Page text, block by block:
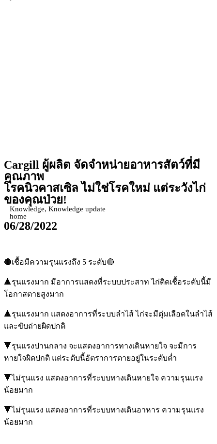
Cargill ผู้ผลิต จัดจำหน่ายอาหารสัตว์ที่มี
คุณภาพ
โรคนิวคาสเซิล ไม่ใช่โรคใหม่ แต่ระวังไก่
ของคุณป่วย!
Knowledge,Knowledge update
home
06/28/2022
🔴เชื้อมีความรุนแรงถึง 5 ระดับ🔴
🔺รุนแรงมาก มีอาการแสดงที่ระบบประสาท ไก่ติดเชื้อระดับนี้มี
โอกาสตายสูงมาก
🔺รุนแรงมาก แสดงอาการที่ระบบลำไส้ ไก่จะมีตุ่มเลือดในลำไส้
และขับถ่ายผิดปกติ
🔻รุนแรงปานกลาง จะแสดงอาการทางเดินหายใจ จะมีการ
หายใจผิดปกติ แต่ระดับนี้อัตราการตายอยู่ในระดับต่ำ
🔻ไม่รุนแรง แสดงอาการที่ระบบทางเดินหายใจ ความรุนแรง
น้อยมาก
🔻ไม่รุนแรง แสดงอาการที่ระบบทางเดินอาหาร ความรุนแรง
น้อยมาก